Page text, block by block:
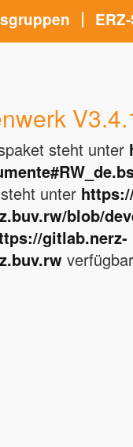
steht unter
unter
blob/
gitlab.nerz-
verfügbar